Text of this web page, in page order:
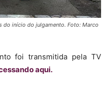
do início do julgamento. Foto: Marco
foi transmitida pela TV
aqui.